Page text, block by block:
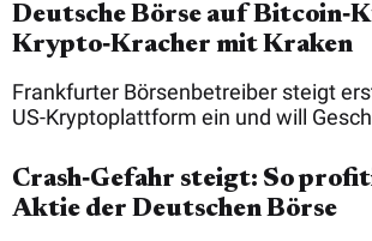
Deutsche Börse auf
Krypto‑Kracher mit Kraken
Frankfurter Börsenbetreiber steigt
US-Kryptoplattform ein und will
Crash‑Gefahr steigt: So
Aktie der Deutschen Börse